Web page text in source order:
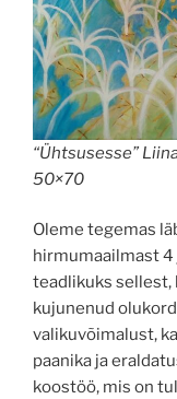
“Ühtsusesse”
50×70
Oleme tegemas
hirmumaailmast 4
teadlikuks sellest,
kujunenud
valikuvõimalust,
paanika ja
koostöö, mis on